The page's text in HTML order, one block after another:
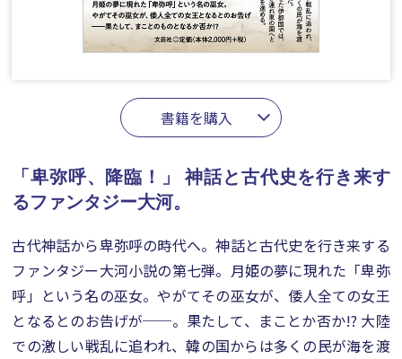
書籍を購入
「卑弥呼、降臨！」 神話と古代史を行き来す
るファンタジー大河。
古代神話から卑弥呼の時代へ。神話と古代史を行き来する
ファンタジー大河小説の第七弾。月姫の夢に現れた「卑弥
呼」という名の巫女。やがてその巫女が、倭人全ての女王
となるとのお告げが──。果たして、まことか否か!? 大陸
での激しい戦乱に追われ、韓の国からは多くの民が海を渡